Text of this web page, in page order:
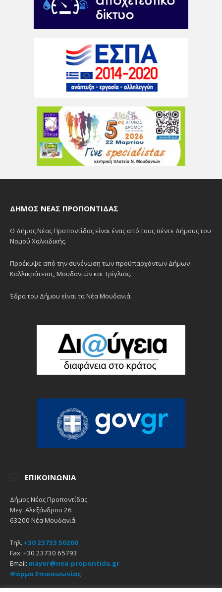
ΔΉΜΟΣ ΝΈΑΣ ΠΡΟΠΟΝΤΊΔΑΣ
Ο Δήμος Νέας Προποντίδας είναι ένας από τους πέντε Δήμους του
Νομού Χαλκιδικής.
Προέκυψε από την συνένωση των προϋπαρχόντων Δήμων
Καλλικράτειας, Μουδανιών και Τρίγλιας.
Έδρα του Δήμου είναι τα Νέα Μουδανιά.
ΕΠΙΚΟΙΝΩΝΊΑ
Δήμος Νέας Προποντίδας
Μεγ. Αλεξάνδρου 26
63200 Νέα Μουδανιά
Τηλ. +30 23733 50200
Fax: +30 23730 65793
Email: mayor@nea-propontida.gr
Φόρμα Επικοινωνίας